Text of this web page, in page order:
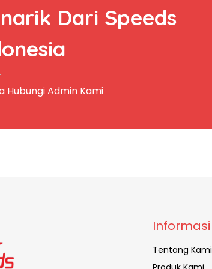
Dari Speeds
Hubungi Admin Kami
Informasi
Tentang Kami